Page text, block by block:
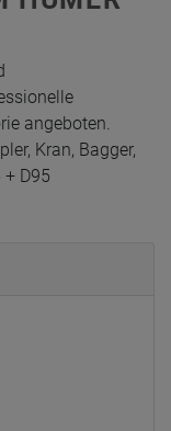
angeboten.
Kran, Bagger,
D95